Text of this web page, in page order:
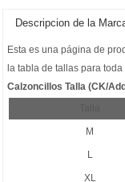
Descripcion de la
Esta es una página de
la tabla de tallas para toda
Calzoncillos Talla (CK/
M
L
XL